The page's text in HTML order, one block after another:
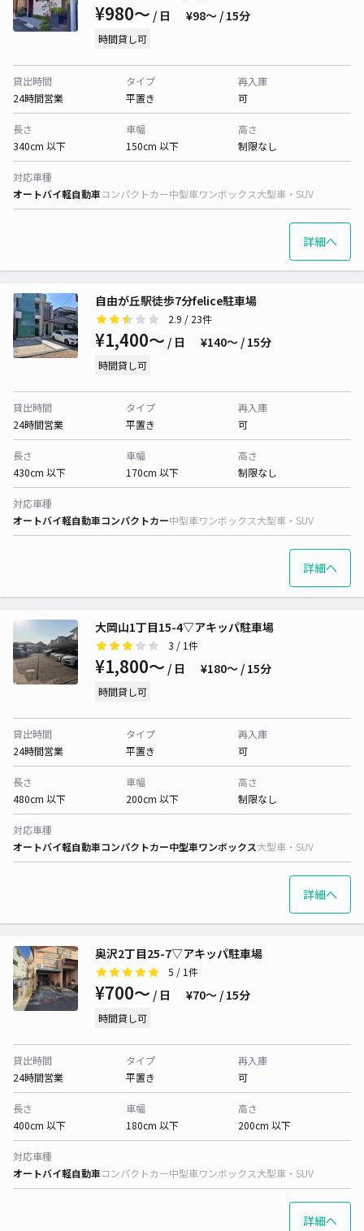
¥980〜 / 日 ¥98〜 / 15分
時間貸し可
貸出時間
24時間営業
タイプ
平置き
再入庫
可
長さ
340cm 以下
車幅
150cm 以下
高さ
制限なし
対応車種
オートバイ軽自動車コンパクトカー中型車ワンボックス大型車・SUV
詳細へ
自由が丘駅徒歩7分felice駐車場
2.9 / 23件
¥1,400〜 / 日 ¥140〜 / 15分
時間貸し可
貸出時間
24時間営業
タイプ
平置き
再入庫
可
長さ
430cm 以下
車幅
170cm 以下
高さ
制限なし
対応車種
オートバイ軽自動車コンパクトカー中型車ワンボックス大型車・SUV
詳細へ
大岡山1丁目15-4▽アキッパ駐車場
3 / 1件
¥1,800〜 / 日 ¥180〜 / 15分
時間貸し可
貸出時間
24時間営業
タイプ
平置き
再入庫
可
長さ
480cm 以下
車幅
200cm 以下
高さ
制限なし
対応車種
オートバイ軽自動車コンパクトカー中型車ワンボックス大型車・SUV
詳細へ
奥沢2丁目25-7▽アキッパ駐車場
5 / 1件
¥700〜 / 日 ¥70〜 / 15分
時間貸し可
貸出時間
24時間営業
タイプ
平置き
再入庫
可
長さ
400cm 以下
車幅
180cm 以下
高さ
200cm 以下
対応車種
オートバイ軽自動車コンパクトカー中型車ワンボックス大型車・SUV
詳細へ